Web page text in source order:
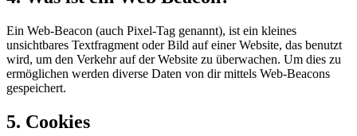
Ein Web-Beacon (auch Pixel-Tag genannt), ist ein kleines
unsichtbares Textfragment oder Bild auf einer Website, das benutzt
wird, um den Verkehr auf der Website zu überwachen. Um dies zu
ermöglichen werden diverse Daten von dir mittels Web-Beacons
gespeichert.
5. Cookies